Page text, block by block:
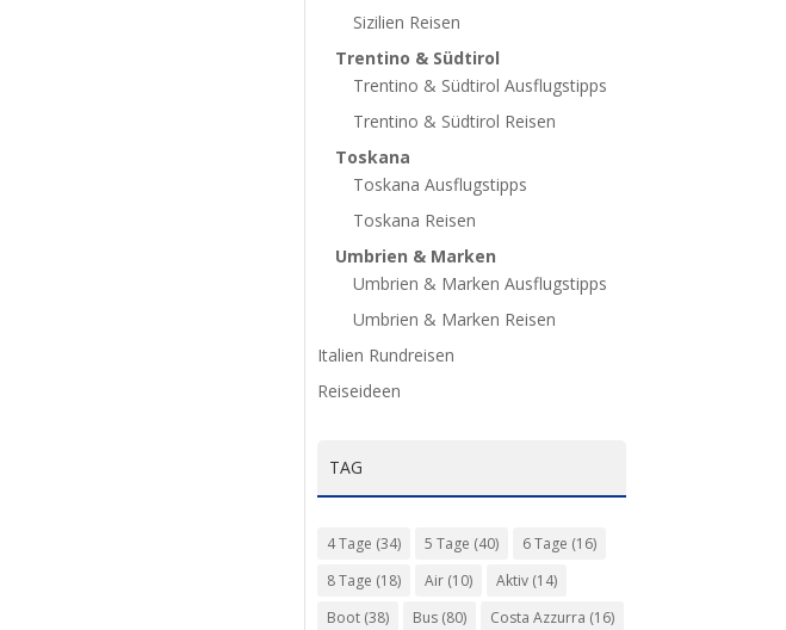
Sizilien Reisen
Trentino & Südtirol
Trentino & Südtirol Ausflugstipps
Trentino & Südtirol Reisen
Toskana
Toskana Ausflugstipps
Toskana Reisen
Umbrien & Marken
Umbrien & Marken Ausflugstipps
Umbrien & Marken Reisen
Italien Rundreisen
Reiseideen
TAG
4 Tage (34) 5 Tage (40) 6 Tage (16)
8 Tage (18) Air(10) Aktiv(14)
Boot(38) Bus(80) Costa Azzurra (16)